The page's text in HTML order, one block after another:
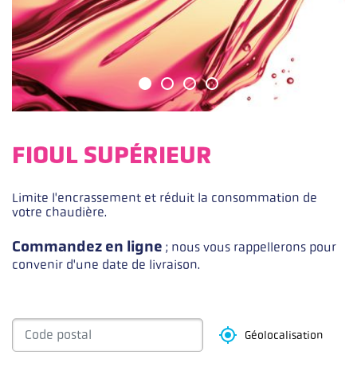
FIOUL SUPÉRIEUR
Description courte
Limite l'encrassement et réduit la consommation de
votre chaudière.
Commandez en ligne ; nous vous rappellerons pour
convenir d'une date de livraison.
Géolocalisation